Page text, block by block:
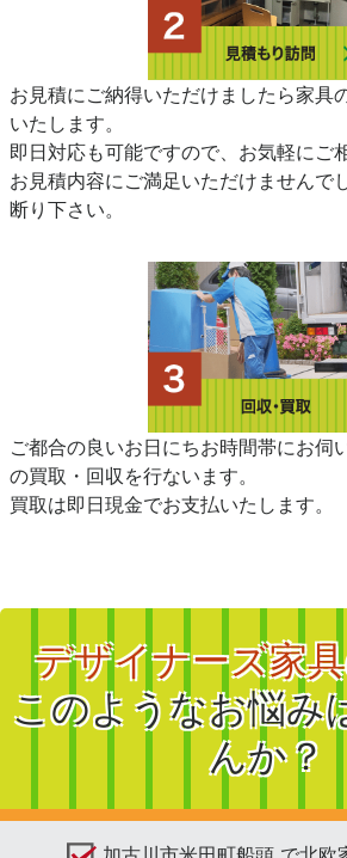
お見積にご納得いただけましたら家具
いたします。
即日対応も可能ですので、お気軽にご
お見積内容にご満足いただけませんで
断り下さい。
ご都合の良いお日にちお時間帯にお伺
の買取・回収を行ないます。
買取は即日現金でお支払いたします。
デザイナーズ家
このようなお悩み
んか？